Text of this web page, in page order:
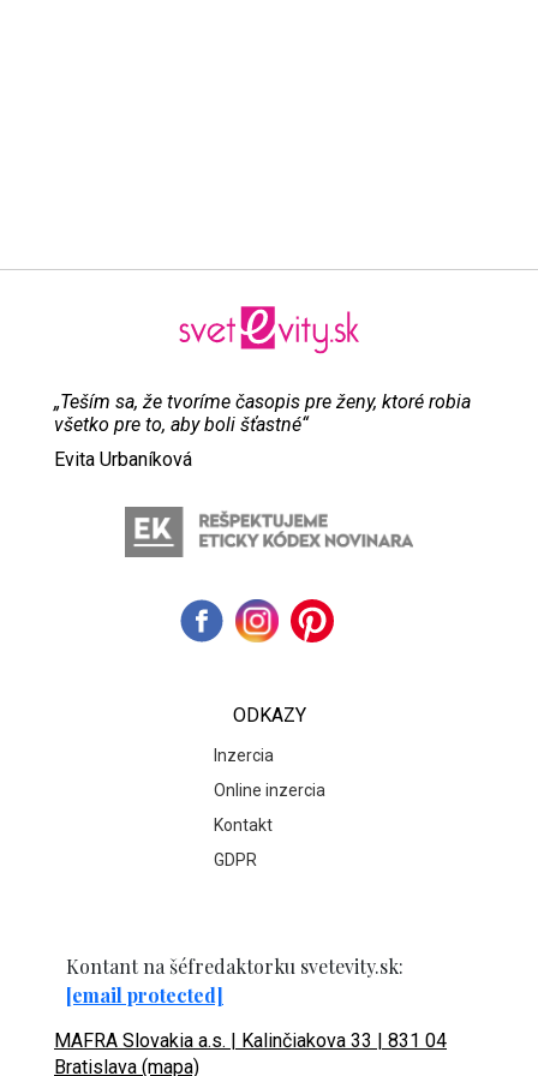
„Teším sa, že tvoríme časopis pre ženy, ktoré robia
všetko pre to, aby boli šťastné“
Evita Urbaníková
ODKAZY
Inzercia
Online inzercia
Kontakt
GDPR
Kontant na šéfredaktorku svetevity.sk:
[email protected]
MAFRA Slovakia a.s. | Kalinčiakova 33 | 831 04
Bratislava (mapa)